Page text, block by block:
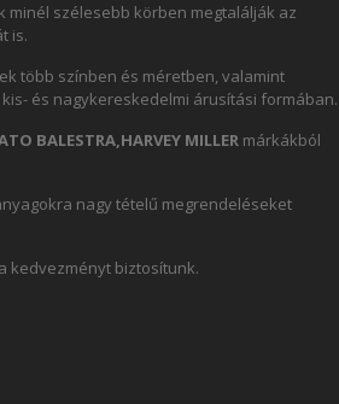
szélesebb körben megtalálják az
is.
több színben és méretben, valamint
és nagykereskedelmi árusítási formában.
BALESTRA,HARVEY MILLER márkákból
nagy tételű megrendeléseket
kedvezményt biztosítunk.